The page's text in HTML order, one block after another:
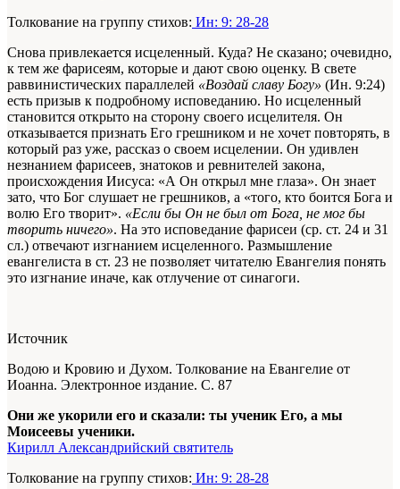
Толкование на группу стихов: Ин: 9: 28-28
Снова привлекается исцеленный. Куда? Не сказано; очевидно,
к тем же фарисеям, которые и дают свою оценку. В свете
раввинистических параллелей «Воздай славу Богу» (Ин. 9:24)
есть призыв к подробному исповеданию. Но исцеленный
становится открыто на сторону своего исцелителя. Он
отказывается признать Его грешником и не хочет повторять, в
который раз уже, рассказ о своем исцелении. Он удивлен
незнанием фарисеев, знатоков и ревнителей закона,
происхождения Иисуса: «А Он открыл мне глаза». Он знает
зато, что Бог слушает не грешников, а «того, кто боится Бога и
волю Его творит». «Если бы Он не был от Бога, не мог бы
творить ничего». На это исповедание фарисеи (ср. ст. 24 и 31
cл.) отвечают изгнанием исцеленного. Размышление
евангелиста в ст. 23 не позволяет читателю Евангелия понять
это изгнание иначе, как отлучение от синагоги.
Источник
Водою и Кровию и Духом. Толкование на Евангелие от
Иоанна. Электронное издание. С. 87
Они же укорили его и сказали: ты ученик Его, а мы
Моисеевы ученики.
Кирилл Александрийский святитель
Толкование на группу стихов: Ин: 9: 28-28